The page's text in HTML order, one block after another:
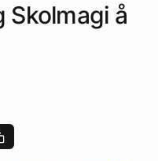
Skolmagi å